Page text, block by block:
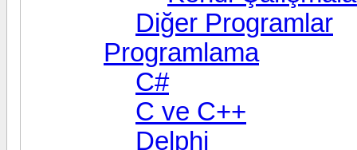
Diğer Programlar
Programlama
C#
C ve C++
Delphi